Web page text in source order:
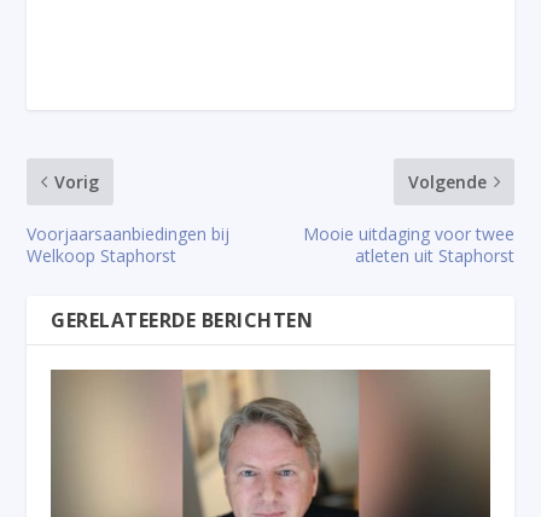
Vorig
Voorjaarsaanbiedingen bij
Welkoop Staphorst
Volgende
Mooie uitdaging voor twee
atleten uit Staphorst
GERELATEERDE BERICHTEN